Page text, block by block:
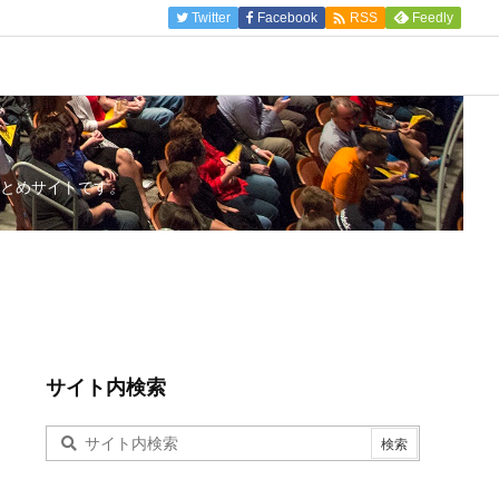
Twitter Facebook  RSS Feedly
めサイトです。
サイト内検索